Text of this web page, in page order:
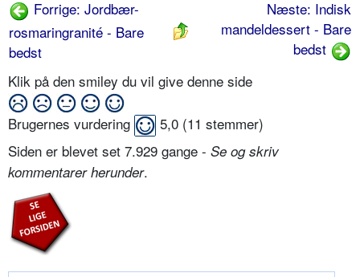
Forrige: Jordbær-
rosmaringranité - Bare
bedst
Næste: Indisk
mandeldessert - Bare
bedst
Klik på den smiley du vil give denne side
Brugernes vurdering 5,0 (11 stemmer)
Siden er blevet set 7.929 gange - Se og skriv
kommentarer herunder.